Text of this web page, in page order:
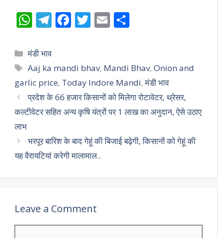
W
at
s
A
p
p
T
e
gr
a
m
F
b
o
o
k
T
er
E
l e
Categories
मंडी भाव
Tags
Aaj ka mandi bhav, Mandi Bhav,Onion and
garlic price, Today Indore Mandi,मंडी भाव
प्रदेश के 66 हजार किसानों को मिलेगा रोटावेटर, थ्रेसर,
कल्टीवेटर सहित अन्य कृषि यंत्रों पर 1 लाख का अनुदान, ऐसे उठाए
लाभ
भरपूर बारिश के बाद गेहूं की बिजाई बढ़ेगी, किसानों को गेहूं की
यह वैरायटियां करेगी मालामाल..
Leave a Comment